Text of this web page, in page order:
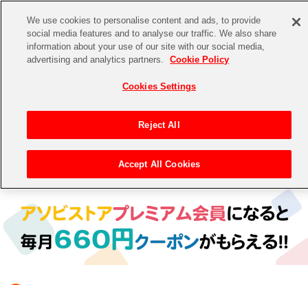
CHANNEL STORE EVENT
ゲーム 電子書籍
アイドルマスターシリーズ
アイドルマスター
アイドルマスター ミリオンライブ！
アイドルマスター SideM
イベントグッズ
トイ・ホビー
> CD
We use cookies to personalise content and ads, to provide
social media features and to analyse our traffic. We also share
information about your use of our site with our social media,
advertising and analytics partners.
Cookie Policy
Cookies Settings
Reject All
Accept All Cookies